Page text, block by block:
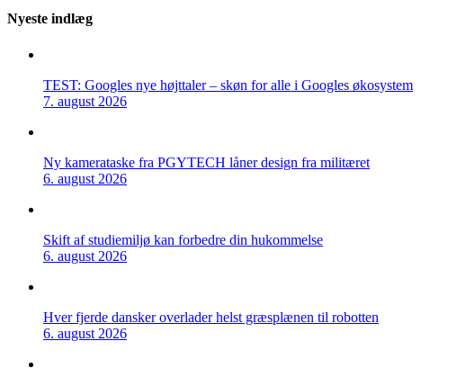
Nyeste indlæg
TEST: Googles nye højttaler – skøn for alle i Googles økosystem
7. august 2026
Ny kamerataske fra PGYTECH låner design fra militæret
6. august 2026
Skift af studiemiljø kan forbedre din hukommelse
6. august 2026
Hver fjerde dansker overlader helst græsplænen til robotten
6. august 2026